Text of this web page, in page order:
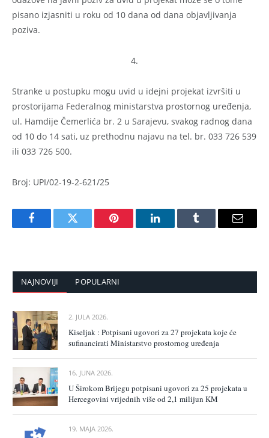
pisano izjasniti u roku od 10 dana od dana objavljivanja
poziva.
4.
Stranke u postupku mogu uvid u idejni projekat izvršiti u
prostorijama Federalnog ministarstva prostornog uređenja,
ul. Hamdije Čemerlića br. 2 u Sarajevu, svakog radnog dana
od 10 do 14 sati, uz prethodnu najavu na tel. br. 033 726 539
ili 033 726 500.
Broj: UPI/02-19-2-621/25
FacebookTwitter Pinterest LinkedInTumblr Email
NAJNOVIJI POPULARNI
2. JULA 2026.
Kiseljak : Potpisani ugovori za 27 projekata koje će
sufinancirati Ministarstvo prostornog uređenja
16. JUNA 2026.
U Širokom Brijegu potpisani ugovori za 25 projekata u
Hercegovini vrijednih više od 2,1 milijun KM
19. MAJA 2026.